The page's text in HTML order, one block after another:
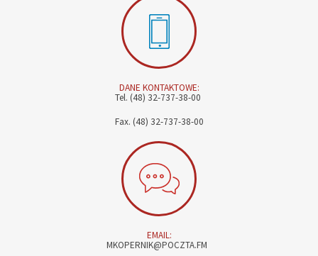
DANE KONTAKTOWE:
Tel. (48) 32-737-38-00
Fax. (48) 32-737-38-00
EMAIL:
MKOPERNIK@POCZTA.FM